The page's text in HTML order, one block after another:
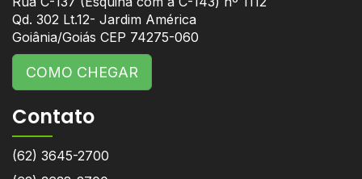
Qd. 302 Lt.12- Jardim América
Goiânia/Goiás CEP 74275-060
COMO CHEGAR
Contato
(62) 3645-2700